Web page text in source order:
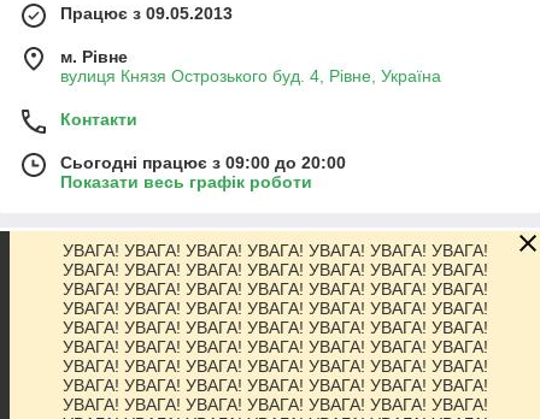
Працює з 09.05.2013
м. Рівне
вулиця Князя Острозького буд. 4, Рівне, Україна
Контакти
Сьогодні працює з 09:00 до 20:00
Показати весь графік роботи
Про нас
Контакти
Доставка та оплата
УВАГА! УВАГА! УВАГА! УВАГА! УВАГА! УВАГА! УВАГА!
УВАГА! УВАГА! УВАГА! УВАГА! УВАГА! УВАГА! УВАГА!
УВАГА! УВАГА! УВАГА! УВАГА! УВАГА! УВАГА! УВАГА!
УВАГА! УВАГА! УВАГА! УВАГА! УВАГА! УВАГА! УВАГА!
УВАГА! УВАГА! УВАГА! УВАГА! УВАГА! УВАГА! УВАГА!
УВАГА! УВАГА! УВАГА! УВАГА! УВАГА! УВАГА! УВАГА!
УВАГА! УВАГА! УВАГА! УВАГА! УВАГА! УВАГА! УВАГА!
УВАГА! УВАГА! УВАГА! УВАГА! УВАГА! УВАГА! УВАГА!
УВАГА! УВАГА! УВАГА! УВАГА! УВАГА! УВАГА! УВАГА!